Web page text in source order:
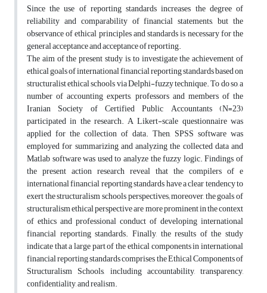
Since the use of reporting standards increases the degree of
reliability and comparability of financial statements, but the
observance of ethical principles and standards is necessary for the
general acceptance and acceptance of reporting.
The aim of the present study is to investigate the achievement of
ethical goals of international financial reporting standards based on
structuralist ethical schools via Delphi-fuzzy technique. To do so, a
number of accounting experts, professors and members of the
Iranian Society of Certified Public Accountants (N=23)
participated in the research. A Likert-scale questionnaire was
applied for the collection of data. Then, SPSS software was
employed for summarizing and analyzing the collected data and
Matlab software was used to analyze the fuzzy logic. Findings of
the present action research reveal that the compilers of e
international financial reporting standards have a clear tendency to
exert the structuralism schools perspectives; moreover, the goals of
structuralism ethical perspective are more prominent in the context
of ethics and professional conduct of developing international
financial reporting standards. Finally, the results of the study
indicate that a large part of the ethical components in international
financial reporting standards comprises the Ethical Components of
Structuralism Schools, including accountability, transparency,
confidentiality, and realism.